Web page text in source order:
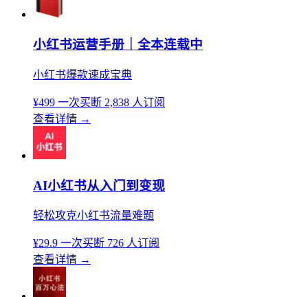
小红书运营手册｜全本连载中
小红书爆款速成宝典
¥499 一次买断 2,838 人订阅
查看详情 →
AI小红书从入门到变现
轻松攻克小红书流量难题
¥29.9 一次买断 726 人订阅
查看详情 →